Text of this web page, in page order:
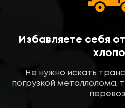
Избавляете себя
Не нужно искать
погрузкой металлолома,